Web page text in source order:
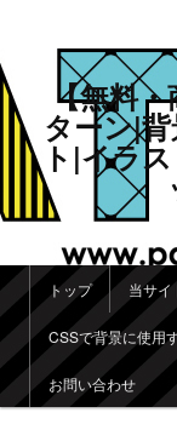
【無料
ターン|
ト|イラ
メインメニュー
メインコンテン
サブコンテンツ
トップ 当サイ
CSSで背景に使用
お問い合わせ